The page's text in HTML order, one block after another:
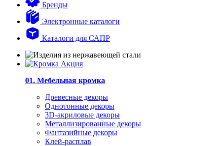
Бренды
Электронные каталоги
Каталоги для САПР
01. Мебельная кромка
Древесные декоры
Однотонные декоры
3D-акриловые декоры
Металлизированные декоры
Фантазийные декоры
Клей-расплав